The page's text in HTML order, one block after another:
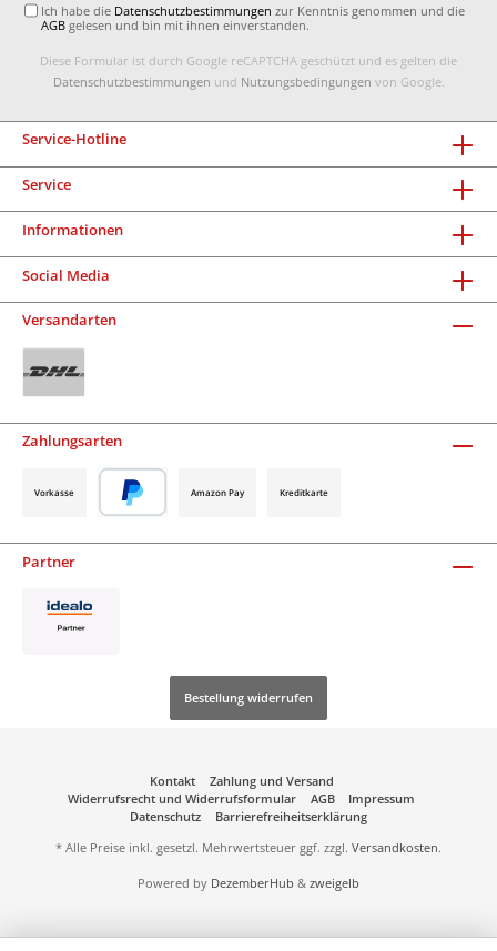
Ich habe die Datenschutzbestimmungen zur Kenntnis genommen und die
AGB gelesen und bin mit ihnen einverstanden.
Diese Formular ist durch Google reCAPTCHA geschützt und es gelten die
Datenschutzbestimmungen und Nutzungsbedingungen von Google.
Service-Hotline
Service
Informationen
Social Media
Versandarten
Zahlungsarten
Vorkasse Amazon Pay Kreditkarte
Partner
Bestellung widerrufen
Kontakt
Zahlung und Versand
Widerrufsrecht und Widerrufsformular
AGB
Impressum
Datenschutz
Barrierefreiheitserklärung
* Alle Preise inkl. gesetzl. Mehrwertsteuer ggf. zzgl. Versandkosten.
Powered by DezemberHub & zweigelb